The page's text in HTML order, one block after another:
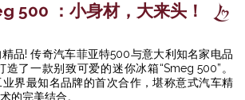
500 ：小身材，大来头！
品! 传奇汽车菲亚特500与意大利知名家电品
了一款别致可爱的迷你冰箱“Smeg 500”。
界最知名品牌的首次合作，堪称意式汽车精
的完美结合。